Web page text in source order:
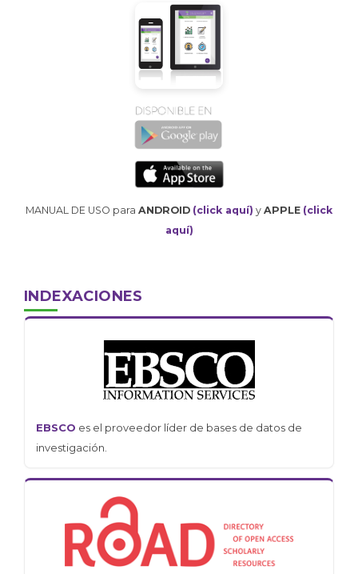
MANUAL DE USO para ANDROID (click aquí) y APPLE (click
aquí)
INDEXACIONES
EBSCO es el proveedor líder de bases de datos de
investigación.